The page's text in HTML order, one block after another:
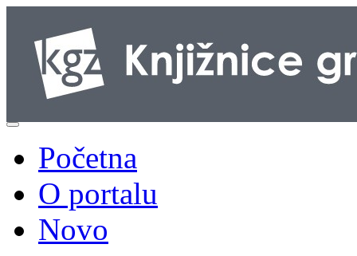
Početna
O portalu
Novo